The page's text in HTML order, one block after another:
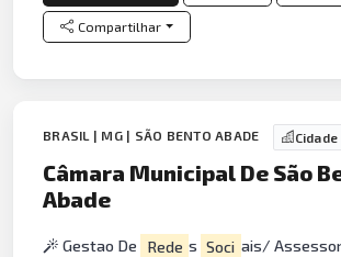
Compartilhar
BRASIL | MG | SÃO BENTO ABADE
Câmara Municipal De São
Abade
Gestao De Rede s Soci ais/